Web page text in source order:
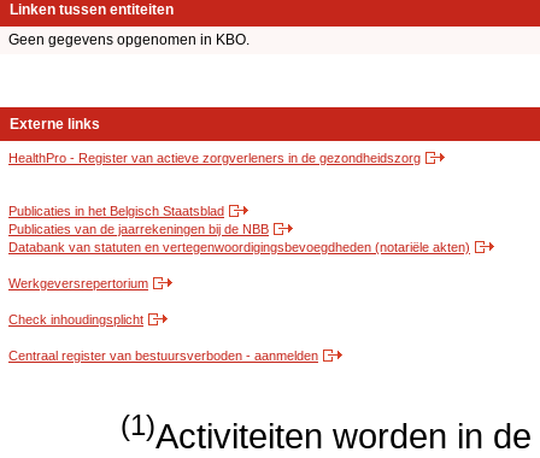
Linken tussen entiteiten
Geen gegevens opgenomen in KBO.
Externe links
HealthPro - Register van actieve zorgverleners in de gezondheidszorg
Publicaties in het Belgisch Staatsblad
Publicaties van de jaarrekeningen bij de NBB
Databank van statuten en vertegenwoordigingsbevoegdheden (notariële akten)
Werkgeversrepertorium
Check inhoudingsplicht
Centraal register van bestuursverboden - aanmelden
(1)Activiteiten worden in